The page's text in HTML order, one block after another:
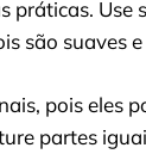
práticas. Use
são suaves
pois eles
partes